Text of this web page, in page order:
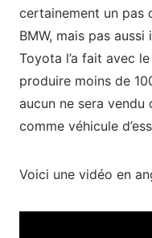
certainement un pas
BMW, mais pas
Toyota l’a fait avec
produire moins de
aucun ne sera
comme véhicule
Voici une vidéo en